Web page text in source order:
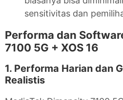
sensitivitas dan
Performa dan
7100 5G + XOS 16
1. Performa Harian dan
Realistis